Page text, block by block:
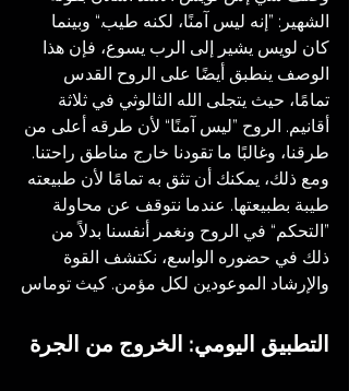
الشهير: ”إنه ليس آمنًا، لكنه طيب.“ وبينما
كان لويس يشير إلى الرب يسوع، فإن هذا
الوصف ينطبق أيضًا على الروح القدس
تمامًا، حيث يتجلى الله الثالوثي في ثلاثة
أقانيم. الروح ”ليس آمنًا“ لأن طرقه أعلى من
طرقنا، وغالبًا ما تقودنا خارج مناطق راحتنا.
ومع ذلك، يمكنك أن تثق به تمامًا لأن طبيعته
طيبة بطبيعتها. عندما نتوقف عن محاولة
”التحكم“ في الروح ونغمر أنفسنا بدلاً من
ذلك في حضوره الواسع، نكتشف القوة
والإرشاد الموعودين لكل مؤمن. كيث توماس
التطبيق اليومي: الخروج من الجرة